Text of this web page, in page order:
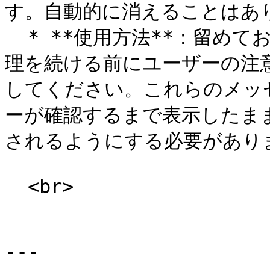
す。自動的に消えることはあ
理を続ける前にユーザーの注
してください。これらのメ
ーが確認するまで表示した
されるようにする必要があり
---